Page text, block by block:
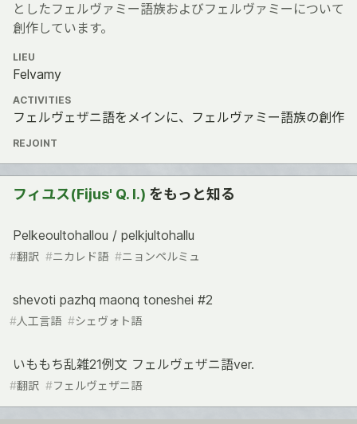
としたフェルヴァミー語族およびフェルヴァミーについて
創作しています。
LIEU
Felvamy
ACTIVITIES
フェルヴェザニ語をメインに、フェルヴァミー語族の創作
REJOINT
フィユス(Fijus' Q. I.) をもっと知る
Pelkeoultohallou / pelkjultohallu
#翻訳 #ニカレド語 #ニョンペルミュ
shevoti pazhq maonq toneshei #2
#人工言語 #シェヴォト語
いももち乱雑21例文 フェルヴェザニ語ver.
#翻訳 #フェルヴェザニ語